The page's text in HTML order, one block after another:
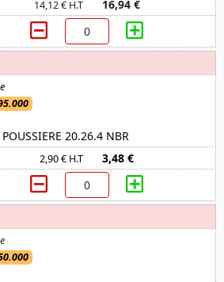
14,12 € H.T 16,94 €
POUSSIERE 20.26.4 NBR
2,90 € H.T 3,48 €